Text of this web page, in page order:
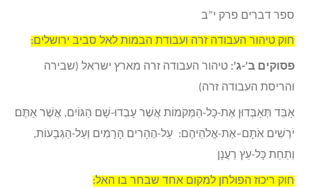
ספר דברים פרק י”ב
חוק טיהור העבודה זרה ועבודת הבמות לאל סביב ירושלים:
פסוקים ב’-ג’: טיהור העבודה זרה מארץ ישראל (שבירה
והריסת העבודה זרה)
אַבֵּד תְּאַבְּדוּן אֶת-כָּל-הַמְּקֹמוֹת אֲשֶׁר עָבְדוּ-שָׁם הַגּוֹיִם, אֲשֶׁר אַתֶּם
יֹרְשִׁים אֹתָם–אֶת-אֱלֹהֵיהֶם: עַל-הֶהָרִים הָרָמִים וְעַל-הַגְּבָעוֹת,
וְתַחַת כָּל-עֵץ רַעֲנָן
חוק ריכוז הפולחן למקום אחד שבחר בו האל: